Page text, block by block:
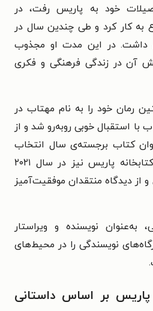
خود به پاریس رفت، در
به کار کرد و طی چندین سال در
داشت. در این مدت او مجذوب
آن در زندگی فرهنگی و فکری
نخستین رمان خود را به نام مهتاب در
با استقبال خوبی روبه‌رو شد و از
کتاب برجسته‌ی سال انتخاب
شد. دومین رمان چارلز، کتابخانه پاریس نیز در سال ۲۰۲۱
از دیدگاه منتقدان موفقیت‌آمیز
به‌عنوان نویسنده و ویراستار
نویسندگی را در محیط‌های
پاریس بر اساس داستانی